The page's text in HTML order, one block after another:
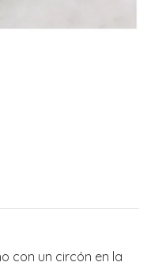
con un circón en la